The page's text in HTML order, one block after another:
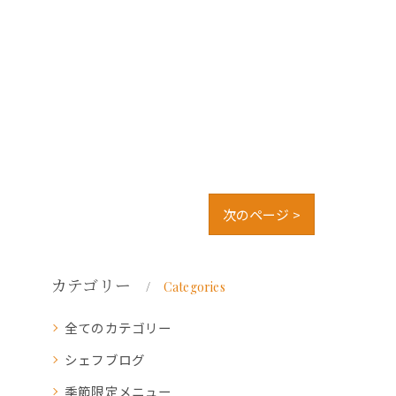
次のページ >
カテゴリー Categories
全てのカテゴリー
シェフブログ
季節限定メニュー